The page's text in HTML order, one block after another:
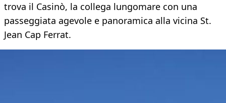
trova il Casinò, la collega lungomare con una
passeggiata agevole e panoramica alla vicina St.
Jean Cap Ferrat.